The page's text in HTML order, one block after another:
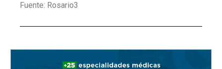
Fuente: Rosario3